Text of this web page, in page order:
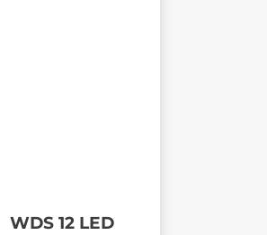
WDS 12 LED